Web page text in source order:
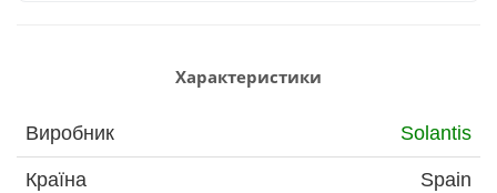
Характеристики
Виробник Solantis
Країна Spain